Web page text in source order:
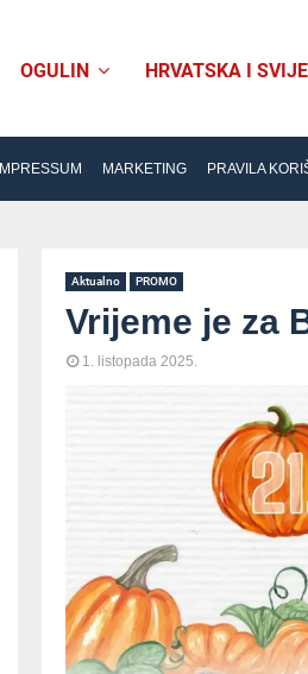
OGULIN HRVATSKA I
IMPRESSUM MARKETING PRAVILA
Aktualno PROMO
Vrijeme je za
1. listopada 2025.